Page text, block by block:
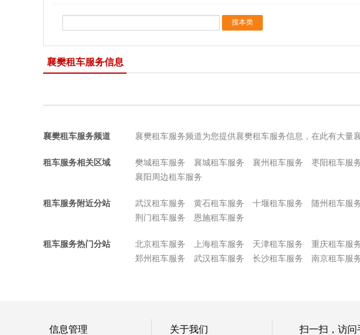
襄樊租车服务信息
襄樊租车服务频道 襄樊租车服务频道为您提供襄樊租车服务信息，在此有大量
租车服务相关区域 樊城租车服务 襄城租车服务 襄州租车服务 枣阳租车服
襄阳周边租车服务
租车服务附近分站 武汉租车服务 黄石租车服务 十堰租车服务 随州租车服
荆门租车服务
恩施租车服务
租车服务热门分站 北京租车服务 上海租车服务 天津租车服务 重庆租车服
郑州租车服务
武汉租车服务 长沙租车服务 南京租车服
信息管理 关于我们 扫一扫，访问